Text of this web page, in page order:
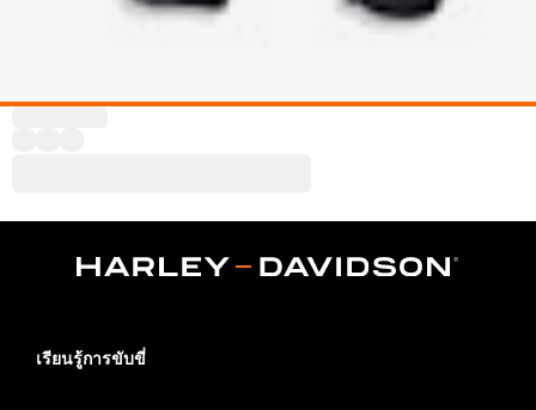
เรียนรู้การขับขี่